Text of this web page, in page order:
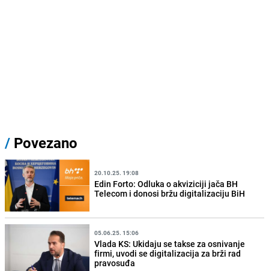
/ Povezano
20.10.25. 19:08
Edin Forto: Odluka o akviziciji jača BH
Telecom i donosi bržu digitalizaciju BiH
05.06.25. 15:06
Vlada KS: Ukidaju se takse za osnivanje
firmi, uvodi se digitalizacija za brži rad
pravosuđa